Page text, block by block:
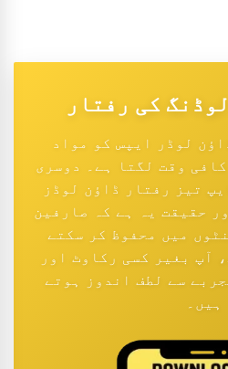
کی رفتار
لوڈر ایپس کو مواد
وقت لگتا ہے۔ دوسری
تیز رفتار ڈاؤن لوڈز
حقیقت یہ ہے کہ صارفین
میں محفوظ کر سکتے
آپ بغیر کسی رکاوٹ اور
سے لطف اندوز ہوتے
ہیں۔